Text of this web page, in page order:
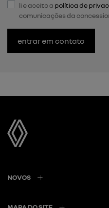
li e aceito a política de
comunicações da
entrar em contato
NOVOS